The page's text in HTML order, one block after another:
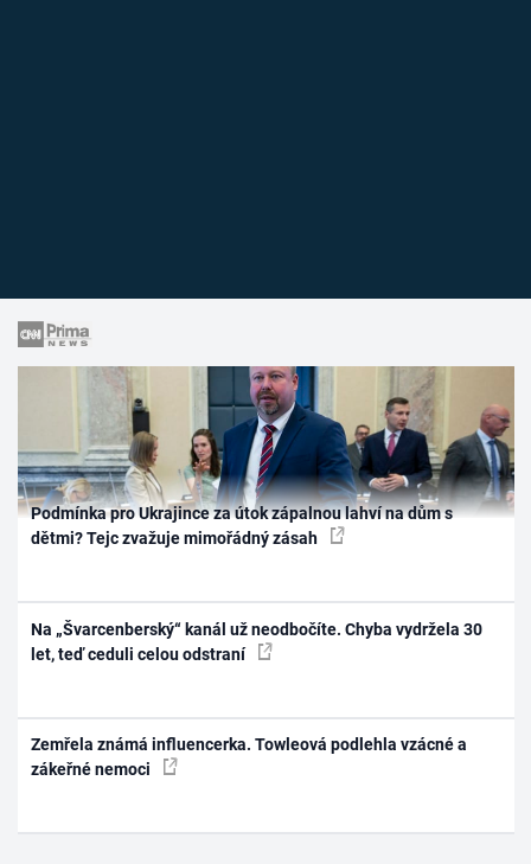
Podmínka pro Ukrajince za útok zápalnou lahví na dům s
dětmi? Tejc zvažuje mimořádný zásah
Na „Švarcenberský“ kanál už neodbočíte. Chyba vydržela 30
let, teď ceduli celou odstraní
Zemřela známá influencerka. Towleová podlehla vzácné a
zákeřné nemoci